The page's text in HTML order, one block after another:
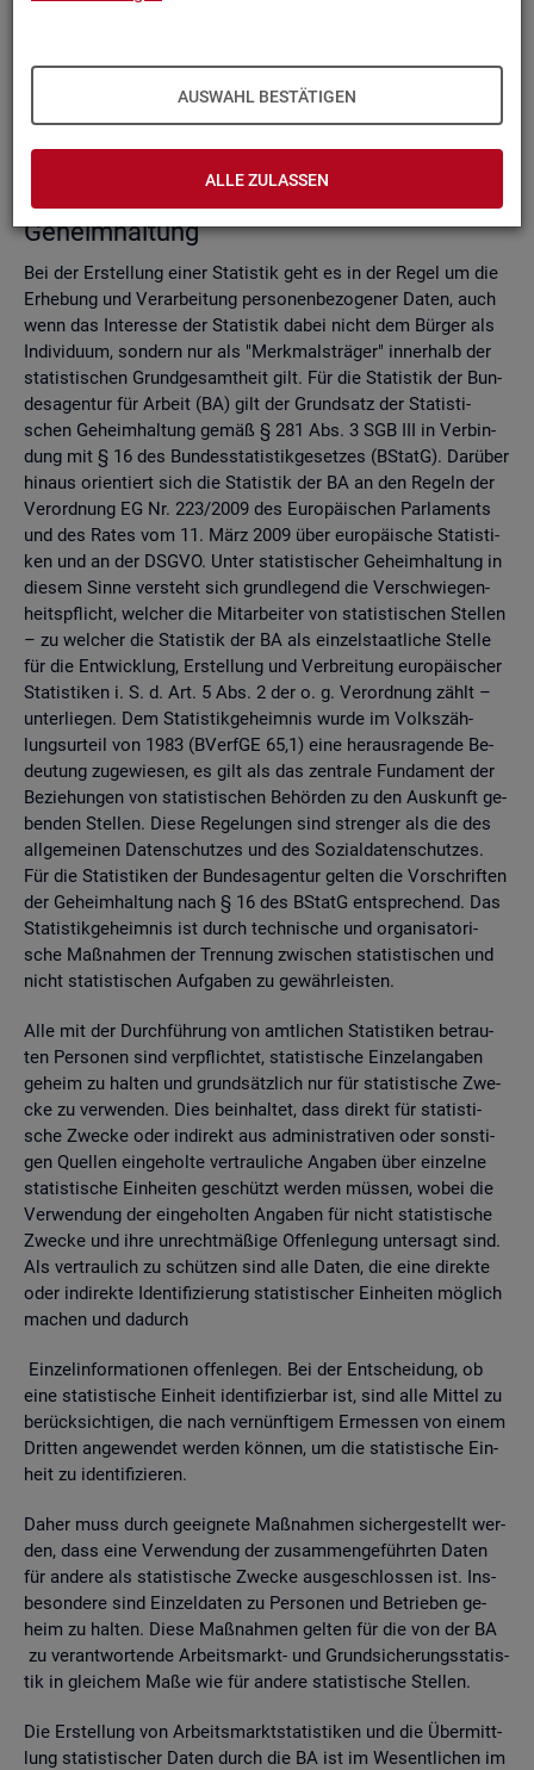
AUSWAHL BESTÄTIGEN
ALLE ZULASSEN
tung
Zell­sper­rungs­ver­fah­ren
Run­dungs­ver­fah­ren
Ver­gleich der Ver­fah­ren
Recht­li­che Grund­la­gen der sta­tis­ti­schen
Ge­heim­hal­tung
Bei der Er­stel­lung einer Sta­tis­tik geht es in der Regel um die
Er­he­bung und Ver­ar­bei­tung per­so­nen­be­zo­ge­ner Daten, auch
wenn das In­ter­es­se der Sta­tis­tik dabei nicht dem Bür­ger als
In­di­vi­du­um, son­dern nur als "Merk­mals­trä­ger" in­ner­halb der
sta­tis­ti­schen Grund­ge­samt­heit gilt. Für die Sta­tis­tik der Bun­
des­agen­tur für Ar­beit (BA) gilt der Grund­satz der Sta­tis­ti­
schen Ge­heim­hal­tung gemäß § 281 Abs. 3 SGB III in Ver­bin­
dung mit § 16 des Bun­des­sta­tis­tik­ge­set­zes (BStatG). Dar­über
hin­aus ori­en­tiert sich die Sta­tis­tik der BA an den Re­geln der
Ver­ord­nung EG Nr. 223/2009 des Eu­ro­päi­schen Par­la­ments
und des Rates vom 11. März 2009 über eu­ro­päi­sche Sta­tis­ti­
ken und an der DSGVO. Unter sta­tis­ti­scher Ge­heim­hal­tung in
die­sem Sinne ver­steht sich grund­le­gend die Ver­schwie­gen­
heits­pflicht, wel­cher die Mit­ar­bei­ter von sta­tis­ti­schen Stel­len
– zu wel­cher die Sta­tis­tik der BA als ein­zel­staat­li­che Stel­le
für die Ent­wick­lung, Er­stel­lung und Ver­brei­tung eu­ro­päi­scher
Sta­tis­ti­ken i. S. d. Art. 5 Abs. 2 der o. g. Ver­ord­nung zählt –
un­ter­lie­gen. Dem Sta­tis­tik­ge­heim­nis wurde im Volks­zäh­
lungs­ur­teil von 1983 (BVerf­GE 65,1) eine her­aus­ra­gen­de Be­
deu­tung zu­ge­wie­sen, es gilt als das zen­tra­le Fun­da­ment der
Be­zie­hun­gen von sta­tis­ti­schen Be­hör­den zu den Aus­kunft ge­
ben­den Stel­len. Diese Re­ge­lun­gen sind stren­ger als die des
all­ge­mei­nen Da­ten­schut­zes und des So­zi­al­da­ten­schut­zes.
Für die Sta­tis­ti­ken der Bun­des­agen­tur gel­ten die Vor­schrif­ten
der Ge­heim­hal­tung nach § 16 des BStatG ent­spre­chend. Das
Sta­tis­tik­ge­heim­nis ist durch tech­ni­sche und or­ga­ni­sa­to­ri­
sche Maß­nah­men der Tren­nung zwi­schen sta­tis­ti­schen und
nicht sta­tis­ti­schen Auf­ga­ben zu ge­währ­leis­ten.
Alle mit der Durch­füh­rung von amt­li­chen Sta­tis­ti­ken be­trau­
ten Per­so­nen sind ver­pflich­tet, sta­tis­ti­sche Ein­zel­an­ga­ben
ge­heim zu hal­ten und grund­sätz­lich nur für sta­tis­ti­sche Zwe­
cke zu ver­wen­den. Dies be­inhal­tet, dass di­rekt für sta­tis­ti­
sche Zwe­cke oder in­di­rekt aus ad­mi­nis­tra­ti­ven oder sons­ti­
gen Quel­len ein­ge­hol­te ver­trau­li­che An­ga­ben über ein­zel­ne
sta­tis­ti­sche Ein­hei­ten ge­schützt wer­den müs­sen, wobei die
Ver­wen­dung der ein­ge­hol­ten An­ga­ben für nicht sta­tis­ti­sche
Zwe­cke und ihre un­recht­mä­ßi­ge Of­fen­le­gung un­ter­sagt sind.
Als ver­trau­lich zu schüt­zen sind alle Daten, die eine di­rek­te
oder in­di­rek­te Iden­ti­fi­zie­rung sta­tis­ti­scher Ein­hei­ten mög­lich
ma­chen und da­durch
Ein­zel­in­for­ma­tio­nen of­fen­le­gen. Bei der Ent­schei­dung, ob
eine sta­tis­ti­sche Ein­heit iden­ti­fi­zier­bar ist, sind alle Mit­tel zu
be­rück­sich­ti­gen, die nach ver­nünf­ti­gem Er­mes­sen von einem
Drit­ten an­ge­wen­det wer­den kön­nen, um die sta­tis­ti­sche Ein­
heit zu iden­ti­fi­zie­ren.
Daher muss durch ge­eig­ne­te Maß­nah­men si­cher­ge­stellt wer­
den, dass eine Ver­wen­dung der zu­sam­men­ge­führ­ten Daten
für an­de­re als sta­tis­ti­sche Zwe­cke aus­ge­schlos­sen ist. Ins­
be­son­de­re sind Ein­zel­da­ten zu Per­so­nen und Be­trie­ben ge­
heim zu hal­ten. Diese Maß­nah­men gel­ten für die von der BA
zu ver­ant­wor­ten­de Ar­beits­markt- und Grund­si­che­rungs­sta­tis­
tik in glei­chem Maße wie für an­de­re sta­tis­ti­sche Stel­len.
Die Er­stel­lung von Ar­beits­markt­sta­tis­ti­ken und die Über­mitt­
lung sta­tis­ti­scher Daten durch die BA ist im We­sent­li­chen im